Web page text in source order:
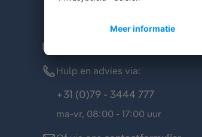
Dräger klantenservice
Hulp en advies via:
+31 (0)79 - 3444 777
ma-vr, 08:00 - 17:00 uur